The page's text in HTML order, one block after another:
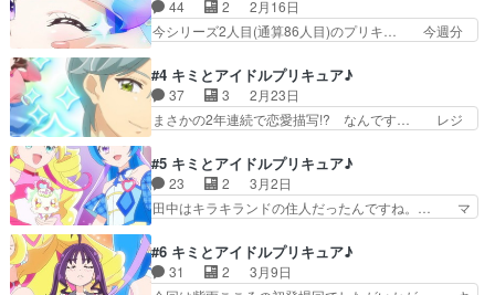
愛い！！ウタちゃん良いキ… 桃から飛び出した小
型浮遊生物がお前はアイ…
撮影禁止みたいだからあの動画が幻… 1話の違和
感に比べたらちゃんとプリキュア… の１話を８回
ったシーンを爪先から映して… 私、バズっちゃっ
てる！？女王、ニコ様路線… 」からのグーパンチ
はホント面白いｗプリキ…
44 2
2月16日
今シリーズ2人目(通算86人目)のプリキ… 今週分
のように１人プリキュアに目覚める… 二人目のア
イドルプリキュア登場。どうやら… だけど撮影禁
止だから世間には今もキュアア… あれ、なんか急
に小物感が出てきたぞー（ど… 勇気を出して♪キ
た事も知られてないとか… プリキュアのフォーマ
ットとして、「メンバ… 蒼風なな/キュアウイン
クのピアノに対する…
#4 キミとアイドルプリキュア♪
37 3
2月23日
まさかの2年連続で恋愛描写!? なんです… レジ
は、また会いたくなる人でいたいと思っ… 「特別
なワンダフル」を形成しようとしてい… カイトく
んはNYにいたはずなのに喫茶店で… うたたちが
プリキュアであることを知ってい… このシーンは
を元気づける歌もすごいので… 真摯で優しく勇気
もあって佐久間くんのお声… レジェンドアイド
#5 キミとアイドルプリキュア♪
23 2
3月2日
田中はキラキランドの住人だったんですね。… マ
可愛かったシーンははもりちゃんの「田… なん
か、絵に癖がある。単純に絵が下手とも… アイド
ルって資本主義の象徴だから経済的な… というか
#6 キミとアイドルプリキュア♪
31 2
3月9日